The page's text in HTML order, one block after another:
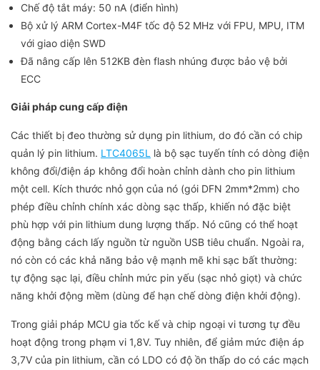
Chế độ tắt máy: 50 nA (điển hình)
Bộ xử lý ARM Cortex-M4F tốc độ 52 MHz với FPU, MPU, ITM
với giao diện SWD
Đã nâng cấp lên 512KB đèn flash nhúng được bảo vệ bởi
ECC
Giải pháp cung cấp điện
Các thiết bị đeo thường sử dụng pin lithium, do đó cần có chip
quản lý pin lithium. LTC4065L là bộ sạc tuyến tính có dòng điện
không đổi/điện áp không đổi hoàn chỉnh dành cho pin lithium
một cell. Kích thước nhỏ gọn của nó (gói DFN 2mm*2mm) cho
phép điều chỉnh chính xác dòng sạc thấp, khiến nó đặc biệt
phù hợp với pin lithium dung lượng thấp. Nó cũng có thể hoạt
động bằng cách lấy nguồn từ nguồn USB tiêu chuẩn. Ngoài ra,
nó còn có các khả năng bảo vệ mạnh mẽ khi sạc bất thường:
tự động sạc lại, điều chỉnh mức pin yếu (sạc nhỏ giọt) và chức
năng khởi động mềm (dùng để hạn chế dòng điện khởi động).
Trong giải pháp MCU gia tốc kế và chip ngoại vi tương tự đều
hoạt động trong phạm vi 1,8V. Tuy nhiên, để giảm mức điện áp
3,7V của pin lithium, cần có LDO có độ ồn thấp do có các mạch